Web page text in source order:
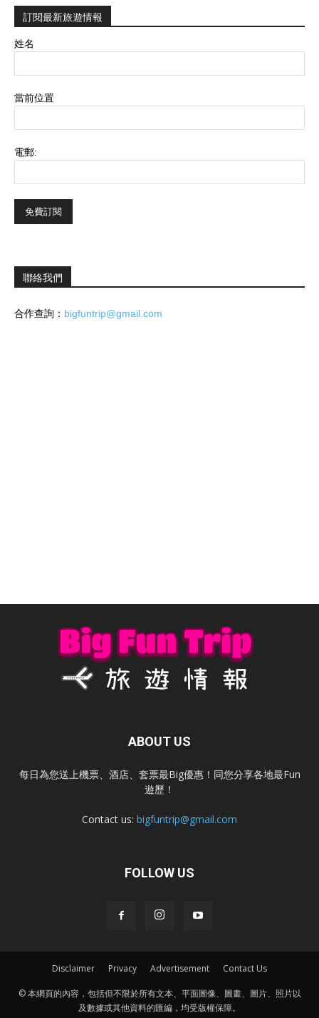
訂閱最新旅遊情報
姓名
當前位置
電郵:
聯絡我們
合作查詢： bigfuntrip@gmail.com
ABOUT US
每日為您送上機票、酒店、套票最Big優惠！同您分享各地最Fun
遊歷！
Contact us: bigfuntrip@gmail.com
FOLLOW US
Disclaimer Privacy Advertisement Contact Us
© 本網頁的內容，包括但不限於所有文本、平面圖像、圖畫、圖片、照片以
及數據或其他資料的匯編，均受版權保障。